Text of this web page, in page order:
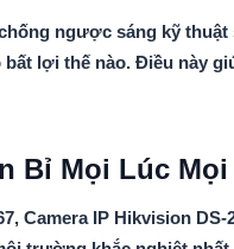
ngược sáng kỹ thuật
lợi thế nào. Điều này
Bỉ Mọi Lúc
Camera IP Hikvision